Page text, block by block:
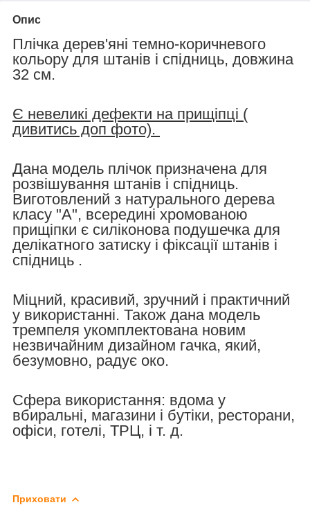
Опис
Плічка дерев'яні темно-коричневого
кольору для штанів і спідниць, довжина
32 см.
Є невеликі дефекти на прищіпці (
дивитись доп фото).
Дана модель плічок призначена для
розвішування штанів і спідниць.
Виготовлений з натурального дерева
класу "A", всередині хромованою
прищіпки є силіконова подушечка для
делікатного затиску і фіксації штанів і
спідниць .
Міцний, красивий, зручний і практичний
у використанні. Також дана модель
тремпеля укомплектована новим
незвичайним дизайном гачка, який,
безумовно, радує око.
Сфера використання: вдома у
вбиральні, магазини і бутіки, ресторани,
офіси, готелі, ТРЦ, і т. д.
Приховати